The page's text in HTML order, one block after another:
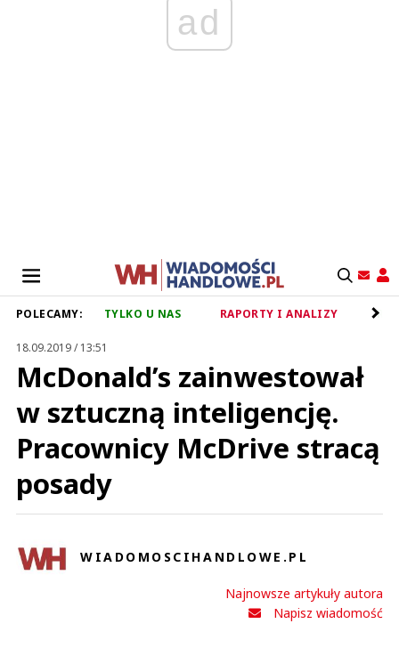
ad
POLECAMY: TYLKO U NAS RAPORTY I ANALIZY
18.09.2019 / 13:51
McDonald’s zainwestował
w sztuczną inteligencję.
Pracownicy McDrive stracą
posady
WIADOMOSCIHANDLOWE.PL
Najnowsze artykuły autora
Napisz wiadomość